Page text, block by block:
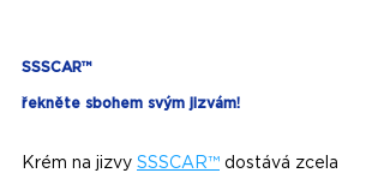
SSSCAR™
řekněte sbohem svým jizvám!
Krém na jizvy SSSCAR™ dostává zcela